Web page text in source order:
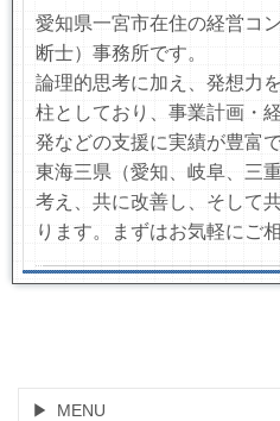
愛知県一宮市在住の経営コ
断士）事務所です。
論理的思考に加え、発想力
柱としており、事業計画・
発などの支援に実績が豊富で
東海三県（愛知、岐阜、三
考え、共に改善し、そして
ります。まずはお気軽にご
MENU